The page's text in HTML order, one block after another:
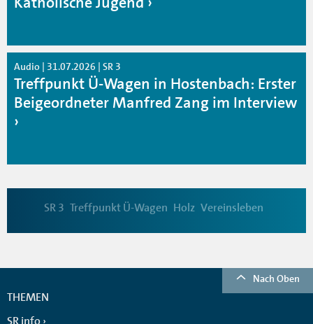
Audio | 31.07.2026 | SR 3
Treffpunkt Ü-Wagen in Hostenbach: Erster
Beigeordneter Manfred Zang im Interview
SR 3 Treffpunkt Ü-Wagen Holz Vereinsleben
Nach Oben
THEMEN
SR info